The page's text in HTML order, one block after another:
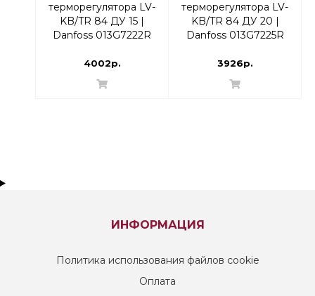
терморегулятора LV-
KB/TR 84 ДУ 15 |
Danfoss 013G7222R
4002р.
терморегулятора LV-
KB/TR 84 ДУ 20 |
Danfoss 013G7225R
3926р.
ИНФОРМАЦИЯ
Политика использования файлов cookie
Оплата